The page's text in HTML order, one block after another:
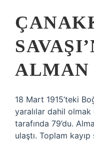
ALMAN
18 Mart 1915’teki
yaralılar dahil
tarafında 79’du.
ulaştı. Toplam